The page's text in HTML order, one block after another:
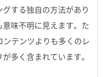
する独自の方法があり
味不明に見えます。た
ンテンツよりも多くのレ
多く含まれています。